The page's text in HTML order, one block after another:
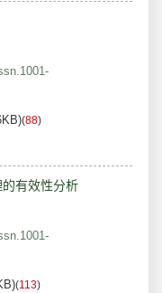
(88)
有效性分析
(113)